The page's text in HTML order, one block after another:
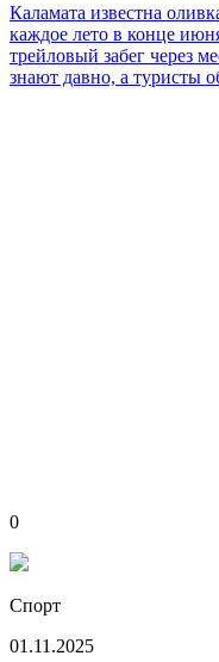
Каламата известна
каждое лето в конце
трейловый забег через
знают давно, а туристы
0
Спорт
01.11.2025